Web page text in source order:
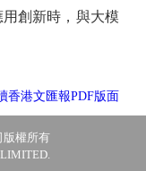
創新時，與大模
香港文匯報PDF版面
版權所有